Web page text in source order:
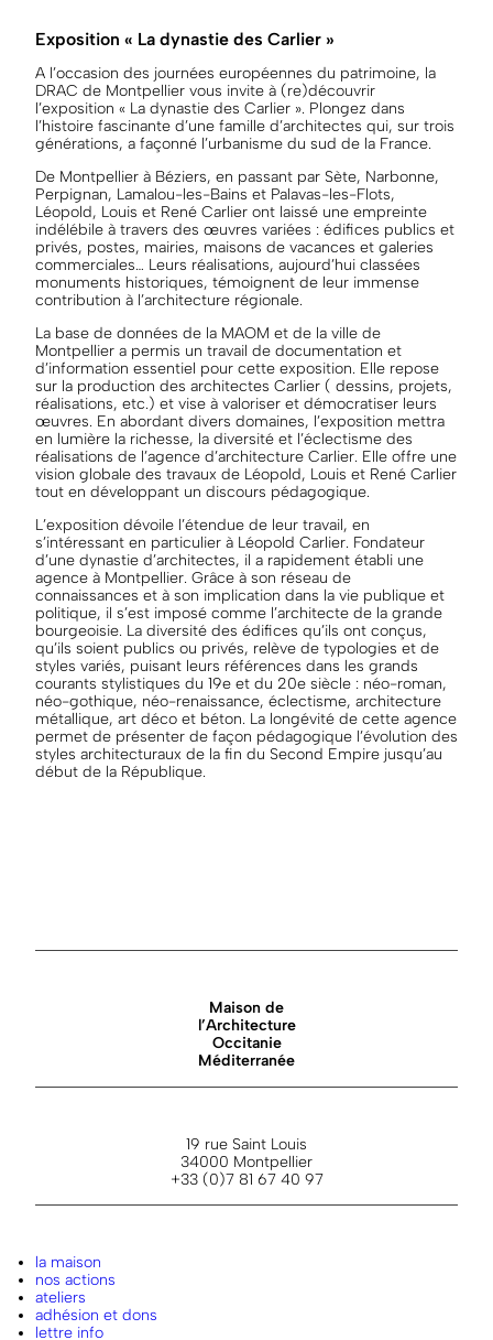
Exposition « La dynastie des Carlier »
A l’occasion des journées européennes du patrimoine, la
DRAC de Montpellier vous invite à (re)découvrir
l’exposition « La dynastie des Carlier ». Plongez dans
l’histoire fascinante d’une famille d’architectes qui, sur trois
générations, a façonné l’urbanisme du sud de la France.
De Montpellier à Béziers, en passant par Sète, Narbonne,
Perpignan, Lamalou-les-Bains et Palavas-les-Flots,
Léopold, Louis et René Carlier ont laissé une empreinte
indélébile à travers des œuvres variées : édifices publics et
privés, postes, mairies, maisons de vacances et galeries
commerciales… Leurs réalisations, aujourd’hui classées
monuments historiques, témoignent de leur immense
contribution à l’architecture régionale.
La base de données de la MAOM et de la ville de
Montpellier a permis un travail de documentation et
d’information essentiel pour cette exposition. Elle repose
sur la production des architectes Carlier ( dessins, projets,
réalisations, etc.) et vise à valoriser et démocratiser leurs
œuvres. En abordant divers domaines, l’exposition mettra
en lumière la richesse, la diversité et l’éclectisme des
réalisations de l’agence d’architecture Carlier. Elle offre une
vision globale des travaux de Léopold, Louis et René Carlier
tout en développant un discours pédagogique.
L’exposition dévoile l’étendue de leur travail, en
s’intéressant en particulier à Léopold Carlier. Fondateur
d’une dynastie d’architectes, il a rapidement établi une
agence à Montpellier. Grâce à son réseau de
connaissances et à son implication dans la vie publique et
politique, il s’est imposé comme l’architecte de la grande
bourgeoisie. La diversité des édifices qu’ils ont conçus,
qu’ils soient publics ou privés, relève de typologies et de
styles variés, puisant leurs références dans les grands
courants stylistiques du 19e et du 20e siècle : néo-roman,
néo-gothique, néo-renaissance, éclectisme, architecture
métallique, art déco et béton. La longévité de cette agence
permet de présenter de façon pédagogique l’évolution des
styles architecturaux de la fin du Second Empire jusqu’au
début de la République.
Maison de
l’Architecture
Occitanie
Méditerranée
19 rue Saint Louis
34000 Montpellier
+33 (0)7 81 67 40 97
la maison
nos actions
ateliers
adhésion et dons
lettre info